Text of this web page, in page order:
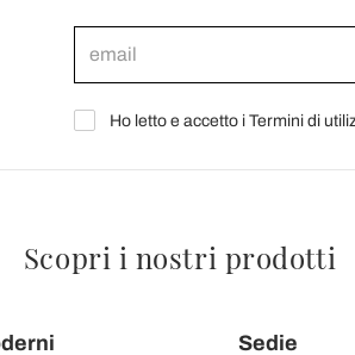
Ho letto e accetto i Termini di
Scopri i nostri prodotti
Sedie